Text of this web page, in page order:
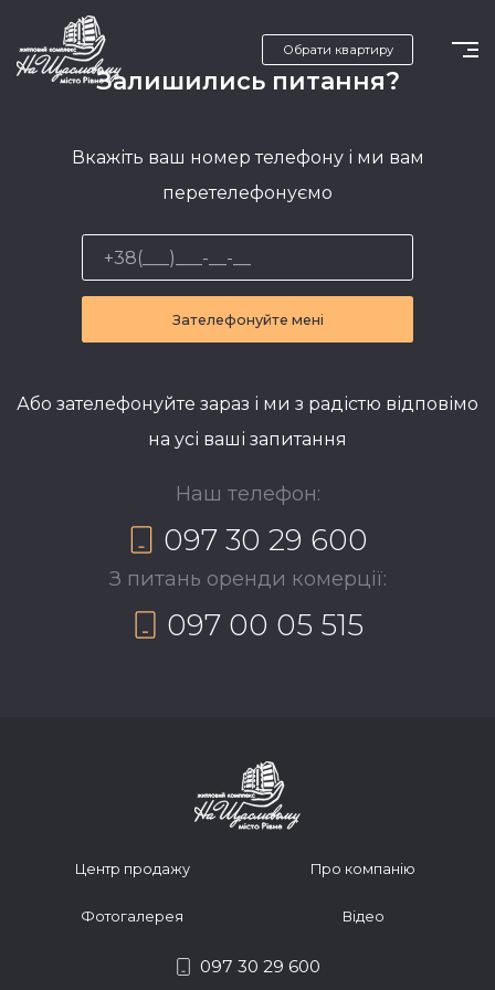
Обрати квартиру
Залишились питання?
Вкажіть ваш номер телефону і ми вам
перетелефонуємо
Зателефонуйте мені
Або зателефонуйте зараз і ми з радістю відповімо
на усі ваші запитання
Наш телефон:
097 30 29 600
З питань оренди комерції:
097 00 05 515
Центр продажу Про компанію
Фотогалерея Відео
097 30 29 600